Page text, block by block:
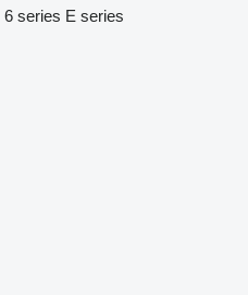
6 series E series